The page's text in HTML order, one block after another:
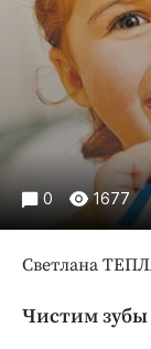
Погода
Спорт
Блоги
Издания
0 1677
Светлана
Чистим зубы